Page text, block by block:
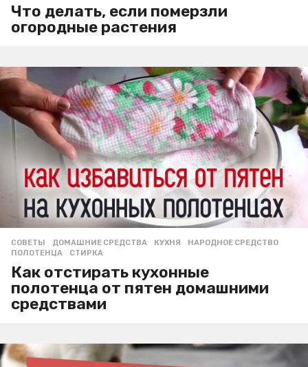
Что делать, если померзли
огородные растения
СОВЕТЫ ДОМАШНИЕ СРЕДСТВА ,КУХНЯ ,НАРОДНОЕ СРЕДСТВО
ПОЛОТЕНЦА
,СТИРКА
Как отстирать кухонные
полотенца от пятен домашними
средствами